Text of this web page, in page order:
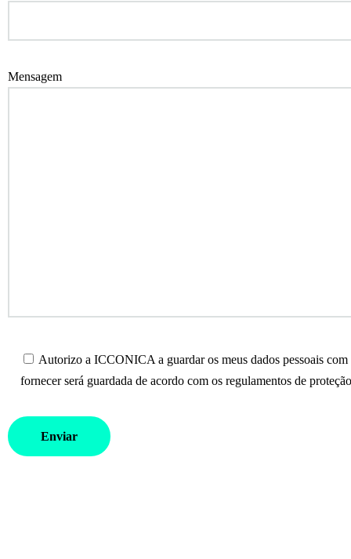
Mensagem
Autorizo a ICCONICA a guardar os meus dados pessoais
fornecer será guardada de acordo com os regulamentos de